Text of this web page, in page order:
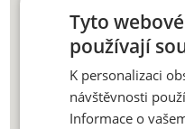
Tyto
používají
K personalizaci
návštěvnosti
Informace o